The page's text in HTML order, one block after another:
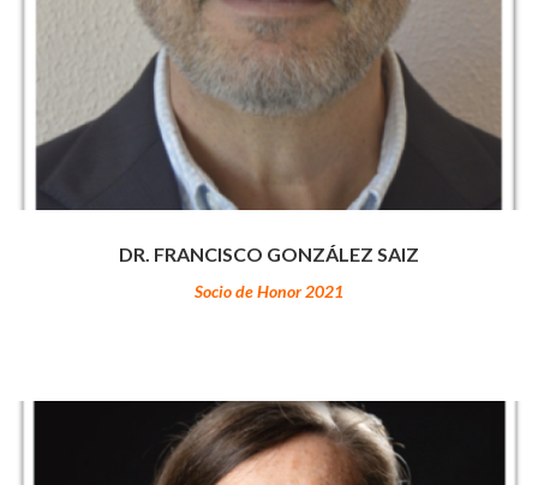
DR. FRANCISCO GONZÁLEZ SAIZ
Socio de Honor 2021